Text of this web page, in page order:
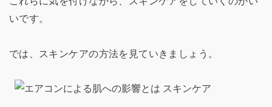
いです。
では、スキンケアの方法を見ていきましょう。